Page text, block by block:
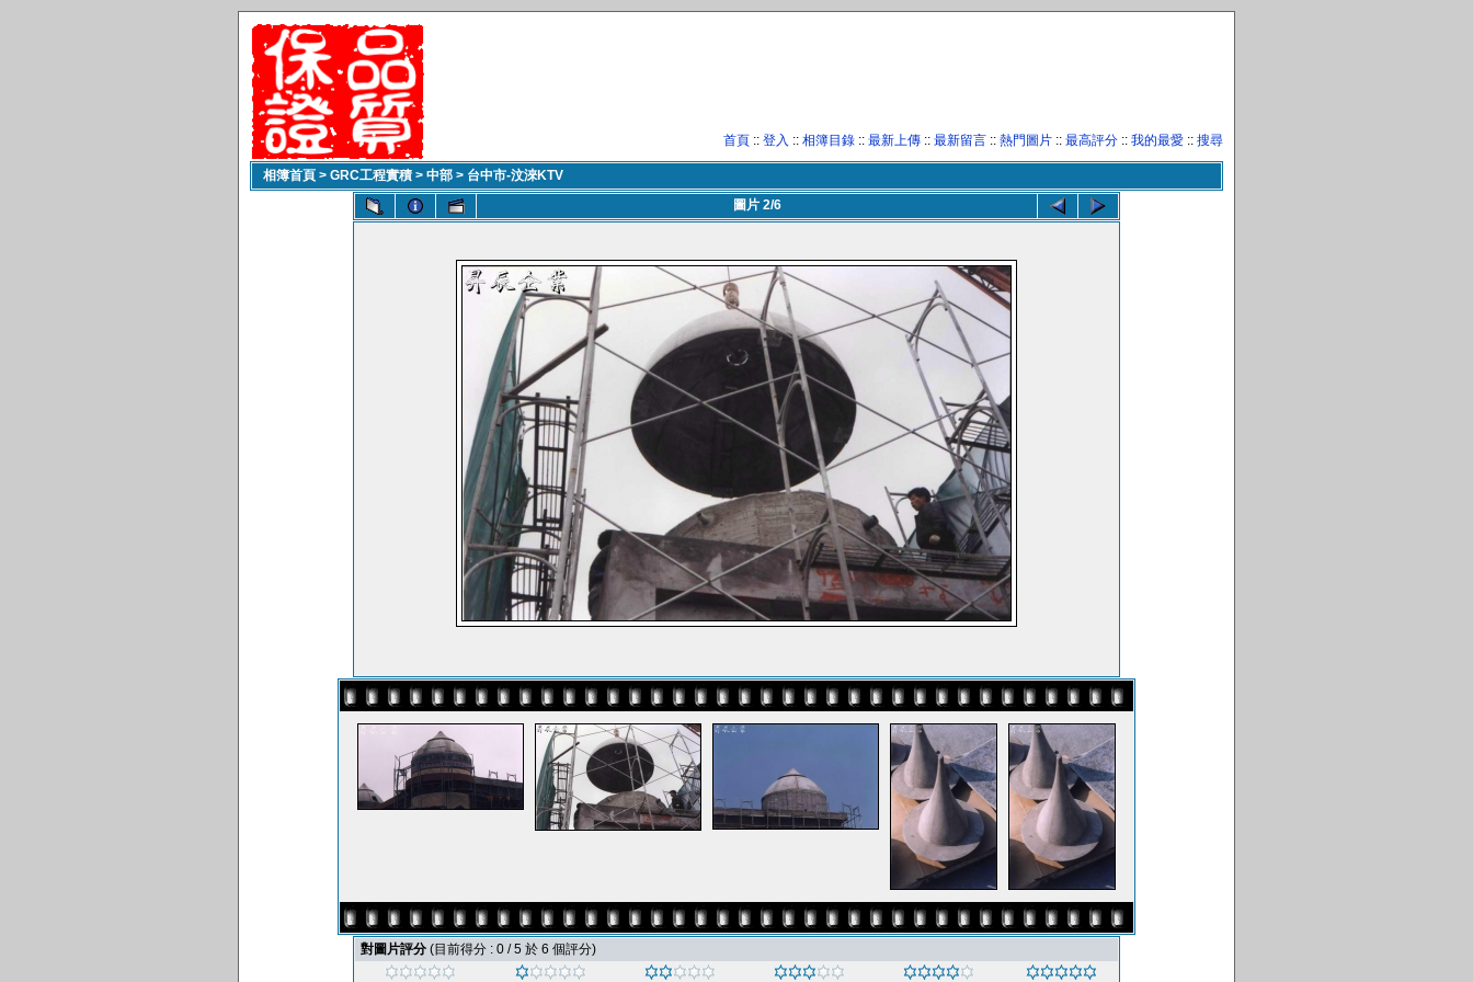
首頁 :: 登入 :: 相簿目錄 :: 最新上傳 :: 最新留言 :: 熱門圖片 :: 最高評分 :: 我的最愛 :: 搜尋
相簿首頁 > GRC工程實積 > 中部 > 台中市-汶淶KTV
圖片 2/6
對圖片評分 (目前得分 : 0 / 5 於 6 個評分)